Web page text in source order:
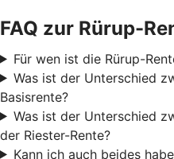
FAQ zur Rürup-
Für wen ist die Rürup-
Was ist der Unterschied
Basisrente?
Was ist der Unterschied
der Riester-Rente?
Kann ich auch beides